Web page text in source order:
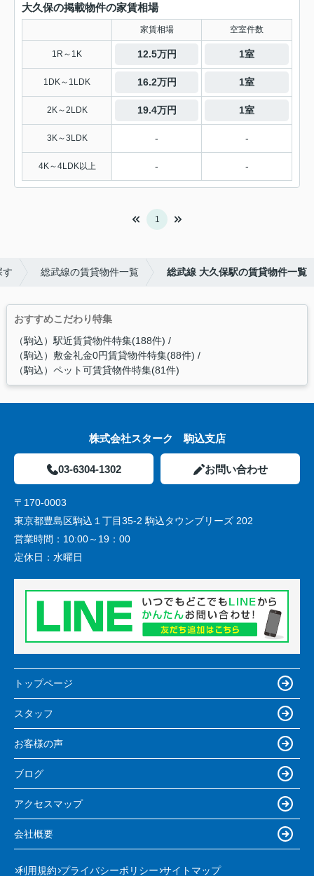
大久保の掲載物件の家賃相場
家賃相場 空室件数
1R～1K 12.5万円 1室
1DK～1LDK 16.2万円 1室
2K～2LDK 19.4万円 1室
3K～3LDK - -
4K～4LDK以上 - -
1
す 総武線の賃貸物件一覧 総武線 大久保駅の賃貸物件一覧
おすすめこだわり特集
（駒込）駅近賃貸物件特集(188件)
（駒込）敷金礼金0円賃貸物件特集(88件)
（駒込）ペット可賃貸物件特集(81件)
株式会社スターク 駒込支店
03-6304-1302 お問い合わせ
〒170-0003
東京都豊島区駒込１丁目35-2 駒込タウンブリーズ 202
営業時間： 10:00～19：00
定休日： 水曜日
トップページ
スタッフ
お客様の声
ブログ
アクセスマップ
会社概要
利用規約 プライバシーポリシー サイトマップ